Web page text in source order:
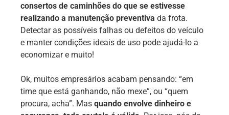
consertos de caminhões do que se estivesse
realizando a manutenção preventiva da frota.
Detectar as possíveis falhas ou defeitos do veículo
e manter condições ideais de uso pode ajudá-lo a
economizar e muito!
Ok, muitos empresários acabam pensando: “em
time que está ganhando, não mexe”, ou “quem
procura, acha”. Mas quando envolve dinheiro e